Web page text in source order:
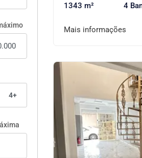
4+
1343 m² 4
Mais informações